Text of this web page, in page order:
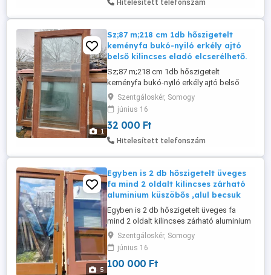
Hitelesített telefonszám
1
Sz;87 m;218 cm 1db hőszigetelt
keményfa bukó-nyiló erkély ajtó
belső kilincses eladó elcserélhető.
Sz;87 m;218 cm 1db hőszigetelt
keményfa bukó-nyiló erkély ajtó belső
kilincses eladó elcserélhető. Massziv
nehéz darab 2 réteg üveggel. 32 ezer ft.
Szentgáloskér, Somogy
június 16
32 000 Ft
Hitelesített telefonszám
5
Egyben is 2 db hőszigetelt üveges
fa mind 2 oldalt kilincses zárható
aluminium küszöbős ,alul becsuk
Egyben is 2 db hőszigetelt üveges fa
mind 2 oldalt kilincses zárható aluminium
küszöbős ,alul becsukódás gátlós. Kép
szerinti állapotba 1 kulcsot tudok adni
mind a 2 -db ajtót nyitja zárja.1 db;124 x
224 jobbról balra befele nyiló. 1 db;112 x
Szentgáloskér, Somogy
június 16
100 000 Ft